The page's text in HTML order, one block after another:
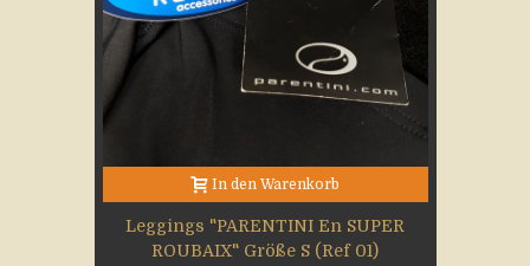
In den Warenkorb
Leggings "PARENTINI En SUPER
ROUBAIX" Größe S (Ref 01)